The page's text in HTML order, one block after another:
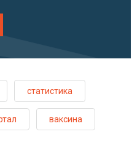
статистика
ваксина